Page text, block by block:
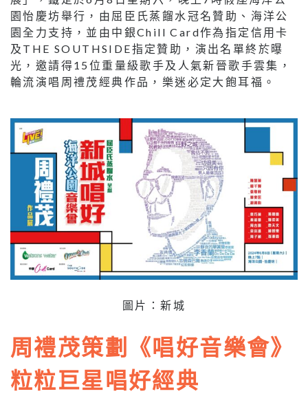
園怡慶坊舉行，由屈臣氏蒸餾水冠名贊助、海洋公
園全力支持，並由中銀Chill Card作為指定信用卡
及 THE SOUTHSIDE指定贊助，演出名單終於曝
光，邀請得15 位重量級歌手及人氣新晉歌手雲集，
輪流演唱周禮茂經典作品，樂迷必定大飽耳福。
圖片：新城
周禮茂策劃《唱好音樂會》
粒粒巨星唱好經典